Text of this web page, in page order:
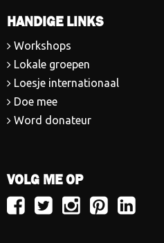
HANDIGE LINKS
Workshops
Lokale groepen
Loesje internationaal
Doe mee
Word donateur
VOLG ME OP
VolgVolgVolgVolgVolg